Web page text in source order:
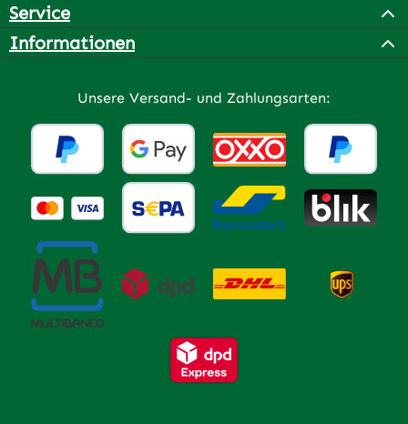
Service
Informationen
Unsere Versand- und Zahlungsarten: